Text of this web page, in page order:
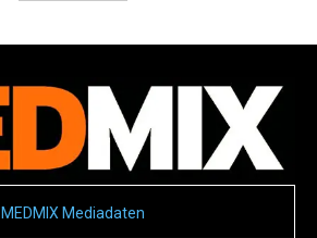
MEDMIX Mediadaten